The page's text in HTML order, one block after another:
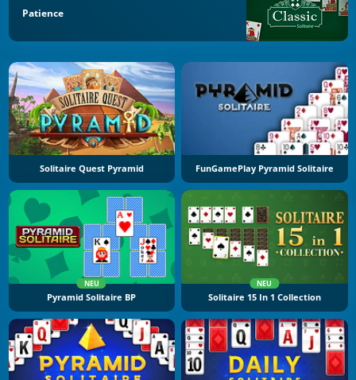
Patience
Solitaire Quest Pyramid FunGamePlay Pyramid Solitaire
NEU
Pyramid Solitaire BP
NEU
Solitaire 15 In 1 Collection